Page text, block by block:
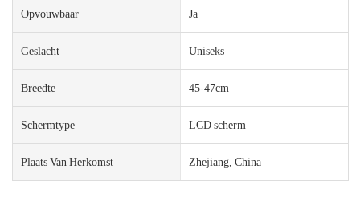
Opvouwbaar Ja
Geslacht Uniseks
Breedte 45-47cm
Schermtype LCD scherm
Plaats Van Herkomst Zhejiang, China